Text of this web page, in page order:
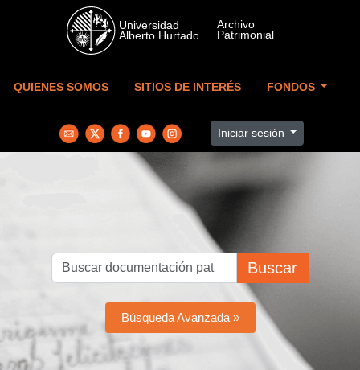
Skip to main content
QUIENES SOMOS SITIOS DE INTERÉS FONDOS
Iniciar sesión
Buscar
Búsqueda Avanzada »